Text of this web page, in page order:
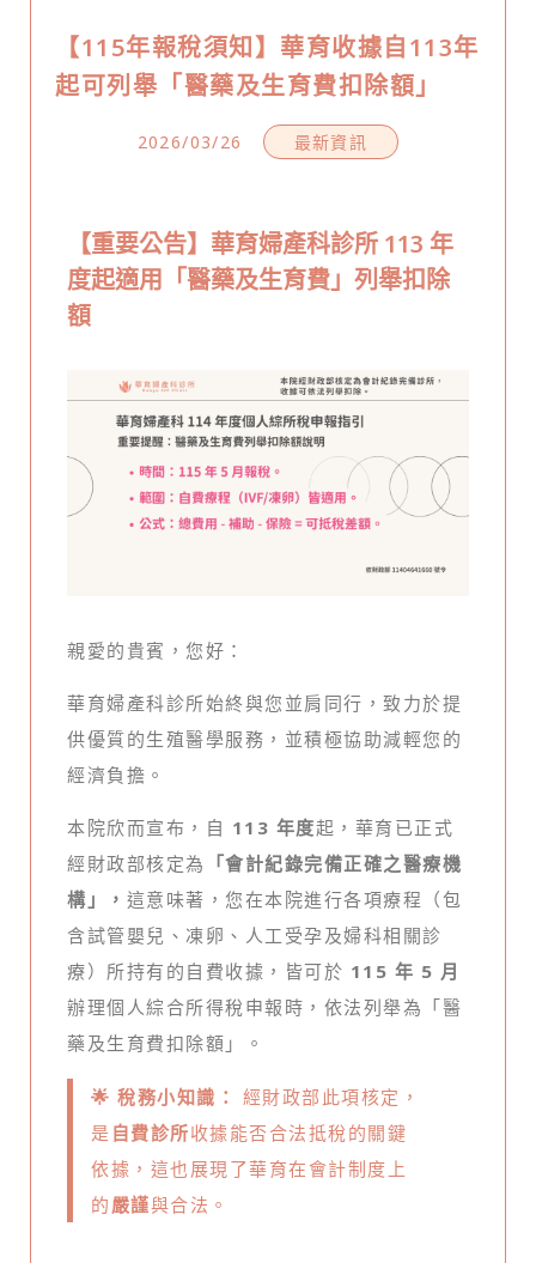
【115年報稅須知】華育收據自113年
起可列舉「醫藥及生育費扣除額」
2026/03/26 最新資訊
【重要公告】華育婦產科診所 113 年
度起適用「醫藥及生育費」列舉扣除
額
親愛的貴賓，您好：
華育婦產科診所始終與您並肩同行，致力於提
供優質的生殖醫學服務，並積極協助減輕您的
經濟負擔。
本院欣而宣布，自 113 年度起，華育已正式
經財政部核定為 「會計紀錄完備正確之醫療機
構」， 這意味著，您在本院進行各項療程（包
含試管嬰兒、凍卵、人工受孕及婦科相關診
療）所持有的自費收據，皆可於 115 年 5 月
辦理個人綜合所得稅申報時，依法列舉為「醫
藥及生育費扣除額」。
🌟 稅務小知識：
經財政部此項核定，
是 自費診所收據能否合法抵稅的關鍵
依據，這也展現了華育在會計制度上
的 嚴謹與合法。